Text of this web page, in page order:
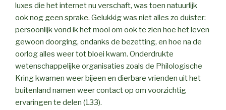
luxes die het internet nu verschaft, was toen natuurlijk
ook nog geen sprake. Gelukkig was niet alles zo duister:
persoonlijk vond ik het mooi om ook te zien hoe het leven
gewoon doorging, ondanks de bezetting, en hoe na de
oorlog alles weer tot bloei kwam. Onderdrukte
wetenschappelijke organisaties zoals de Philologische
Kring kwamen weer bijeen en dierbare vrienden uit het
buitenland namen weer contact op om voorzichtig
ervaringen te delen (133).